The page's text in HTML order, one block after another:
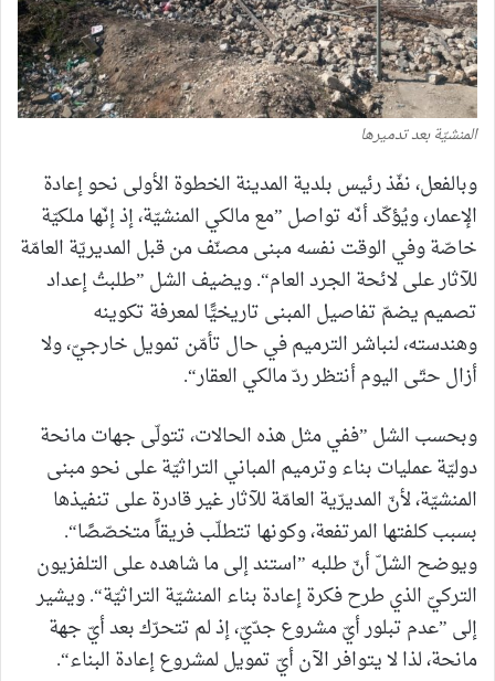
المنشيّة بعد تدميرها
وبالفعل، نفّذ رئيس بلدية المدينة الخطوة الأولى نحو إعادة
الإعمار، ويُؤكّد أنّه تواصل ”مع مالكي المنشيّة، إذ إنّها ملكيّة
خاصّة وفي الوقت نفسه مبنى مصنّف من قبل المديريّة العامّة
للآثار على لائحة الجرد العام“. ويضيف الشل ”طلبتُ إعداد
تصميم يضمّ تفاصيل المبنى تاريخيًّا لمعرفة تكوينه
وهندسته، لنباشر الترميم في حال تأمّن تمويل خارجيّ، ولا
أزال حتّى اليوم أنتظر ردّ مالكي العقار“.
وبحسب الشل ”ففي مثل هذه الحالات، تتولّى جهات مانحة
دوليّة عمليات بناء وترميم المباني التراثيّة على نحو مبنى
المنشيّة، لأنّ المديرّية العامّة للآثار غير قادرة على تنفيذها
بسبب كلفتها المرتفعة، وكونها تتطلّب فريقاً متخصّصًا“.
ويوضح الشلّ أنّ طلبه ”استند إلى ما شاهده على التلفزيون
التركيّ الذي طرح فكرة إعادة بناء المنشيّة التراثيّة“. ويشير
إلى ”عدم تبلور أيّ مشروع جدّيّ، إذ لم تتحرّك بعد أيّ جهة
مانحة، لذا لا يتوافر الآن أيّ تمويل لمشروع إعادة البناء“.